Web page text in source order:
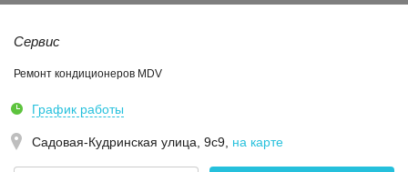
Сервис
Ремонт кондиционеров MDV
График работы
Садовая-Кудринская улица, 9с9 на карте